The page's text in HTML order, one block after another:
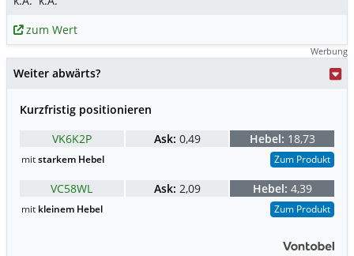
zum Wert
Werbung
Weiter abwärts?
Kurzfristig positionieren
VK6K2P
Ask: 0,49 Hebel: 18,73
mitstarkem Hebel Zum Produkt
VC58WL Ask: 2,09 Hebel: 4,39
mit kleinem Hebel Zum Produkt